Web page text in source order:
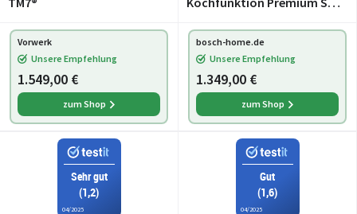
Vorwerk
Unsere Empfehlung
1.549,00 €
zum Shop
bosch-home.de
Unsere Empfehlung
1.349,00 €
zum Shop
Sehr gut
(1,2)
04/2025
Gut
(1,6)
04/2025